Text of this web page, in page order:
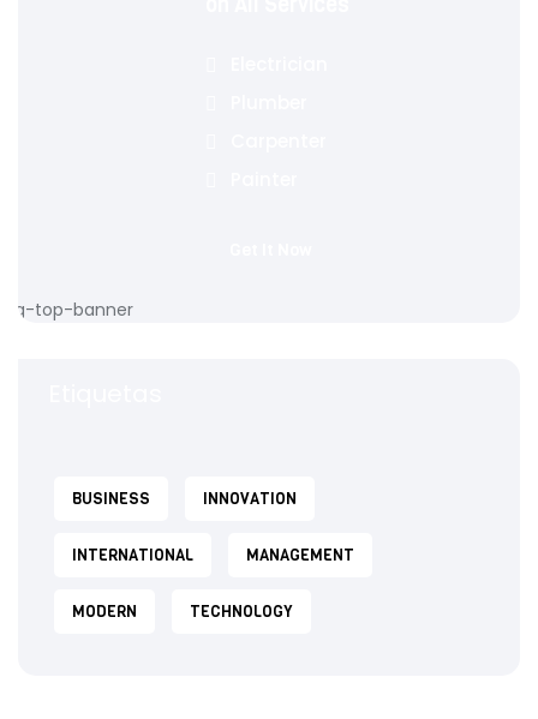
BUSINESS INNOVATION
INTERNATIONAL MANAGEMENT
MODERN TECHNOLOGY